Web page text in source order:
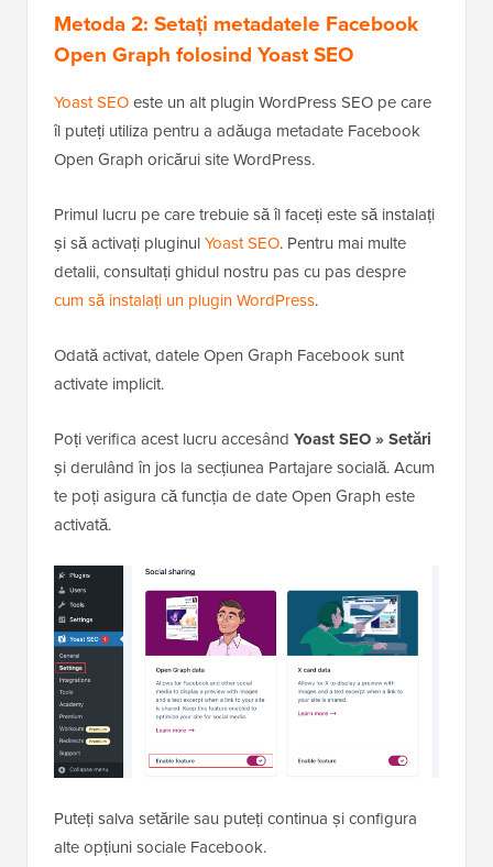
Metoda 2: Setați metadatele Facebook
Open Graph folosind Yoast SEO
Yoast SEOeste un alt plugin WordPress SEO pe care
îl puteți utiliza pentru a adăuga metadate Facebook
Open Graph oricărui site WordPress.
Primul lucru pe care trebuie să îl faceți este să instalați
și să activați pluginulYoast SEO. Pentru mai multe
detalii, consultați ghidul nostru pas cu pas despre
cum să instalați un plugin WordPress.
Odată activat, datele Open Graph Facebook sunt
activate implicit.
Poți verifica acest lucru accesând Yoast SEO » Setări
și derulând în jos la secțiunea Partajare socială. Acum
te poți asigura că funcția de date Open Graph este
activată.
Puteți salva setările sau puteți continua și configura
alte opțiuni sociale Facebook.